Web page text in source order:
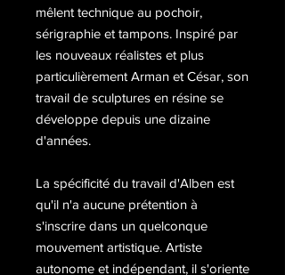
mêlent technique au pochoir,
sérigraphie et tampons. Inspiré par
les nouveaux réalistes et plus
particulièrement Arman et César, son
travail de sculptures en résine se
développe depuis une dizaine
d'années.
La spécificité du travail d'Alben est
qu'il n'a aucune prétention à
s'inscrire dans un quelconque
mouvement artistique. Artiste
autonome et indépendant, il s'oriente